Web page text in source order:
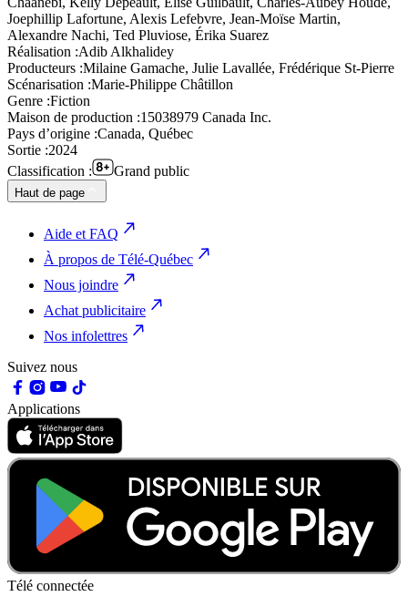
Joephillip Lafortune, Alexis Lefebvre, Jean-Moïse Martin,
Alexandre Nachi, Ted Pluviose, Érika Suarez
Réalisation :Adib Alkhalidey
Producteurs :Milaine Gamache, Julie Lavallée, Frédérique St-Pierre
Scénarisation :Marie-Philippe Châtillon
Genre :Fiction
Maison de production :15038979 Canada Inc.
Pays d’origine :Canada, Québec
Sortie :2024
Classification :
Grand public
Haut de page
Aide et FAQ
À propos de Télé-Québec
Nous joindre
Achat publicitaire
Nos infolettres
Suivez nous
Applications
Télé connectée